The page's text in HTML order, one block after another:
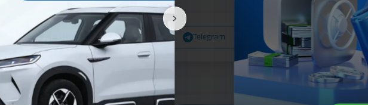
Улашиш: Facebook Telegram